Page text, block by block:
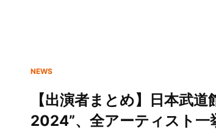
NEWS
【出演者まとめ】日本武
2024”、全アーティスト一